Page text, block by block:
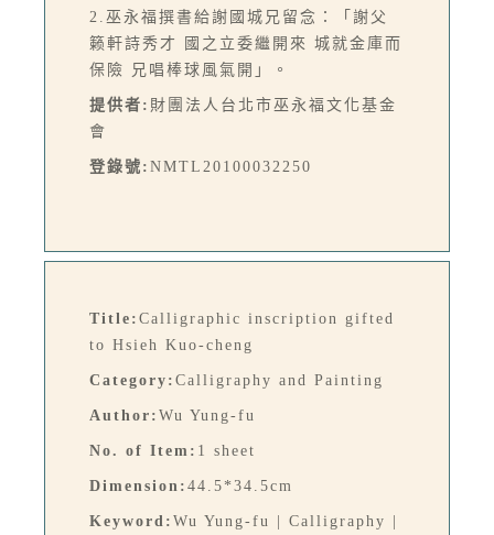
2.巫永福撰書給謝國城兄留念：「謝父
籁軒詩秀才 國之立委繼開來 城就金庫而
保險 兄唱棒球風氣開」。
提供者: 財團法人台北市巫永福文化基金
會
登錄號: NMTL20100032250
Title: Calligraphic inscription gifted
to Hsieh Kuo-cheng
Category: Calligraphy and Painting
Author: Wu Yung-fu
No. of Item: 1 sheet
Dimension: 44.5*34.5cm
Keyword: Wu Yung-fu | Calligraphy |